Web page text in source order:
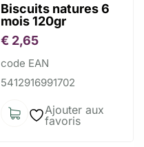
Biscuits natures 6
mois 120gr
€ 2,65
code EAN
5412916991702
Ajouter aux
favoris